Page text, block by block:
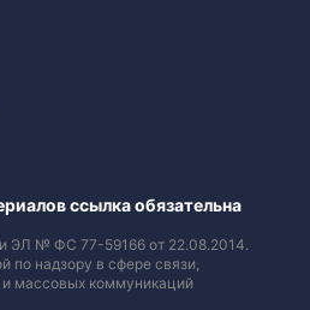
ссылка обязательна
ЭЛ № ФС 77-59166 от 22.08.2014.
по надзору в сфере связи,
массовых коммуникаций